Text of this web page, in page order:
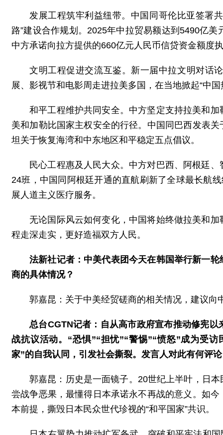
发展工程筑牢利益纽带。中国同哥伦比亚签署
路”建设合作规划。2025年中拉贸易额达到5490亿
中方承诺向拉方提供的660亿元人民币信贷资金额度
文明工程促进交流互鉴。新一届中拉文明对话
展、影视节和电影周走进拉美多国，在当地掀起“中国
和平工程维护共同安全。中方坚定支持拉美和
美和加勒比国家主权安全的行径。中国同巴西发表
坦关于恢复海湾和中东地区和平稳定五点倡议。
民心工程惠及人民大众。中方对巴西、阿根廷
24班，中国同阿根廷开通的直航刷新了全球最长航
展人道主义医疗服务。
无论国际风云如何变化，中国将始终做拉美和
程走深走实，更好造福双方人民。
法新社记者：中美代表团今天在韩国举行新一
商的具体情况？
郭嘉昆：关于中美经贸磋商的相关情况，建议向
总台CGTN记者：自从高市政府宣布推动修宪
战抗议活动。“恐惧”“担忧”“警惕”“愤怒”成为受
家”的自我认同，引发社会撕裂。发言人对此有何评
郭嘉昆：历史是一面镜子。20世纪上半叶，日
尝战争恶果，最懂得日本承诺永不再战的意义。如
本前提，撕毁日本民众世代珍视的“和平国家”共识。